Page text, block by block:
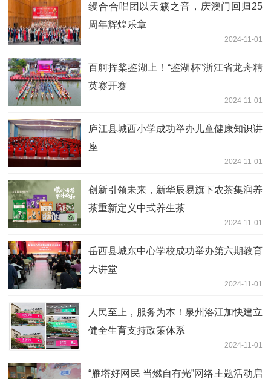
缦合合唱团以天籁之音，庆澳门回归25
周年辉煌乐章
2024-11-01
百舸挥桨鉴湖上！“鉴湖杯”浙江省龙舟精
英赛开赛
2024-11-01
庐江县城西小学成功举办儿童健康知识讲
座
2024-11-01
创新引领未来，新华辰易旗下农茶集润养
茶重新定义中式养生茶
2024-11-01
岳西县城东中心学校成功举办第六期教育
大讲堂
2024-11-01
人民至上，服务为本！泉州洛江加快建立
健全生育支持政策体系
2024-11-01
“雁塔好网民 当燃自有光”网络主题活动启